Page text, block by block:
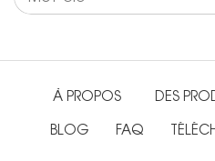
À PROPOS DES
BLOG FAQ